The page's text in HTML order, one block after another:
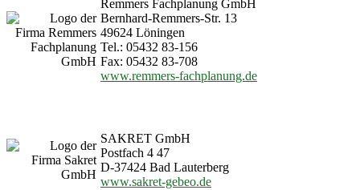
Remmers Fachplanung GmbH
Bernhard-Remmers-Str. 13
49624 Löningen
Tel.: 05432 83-156
Fax: 05432 83-708
www.remmers-fachplanung.de
SAKRET GmbH
Postfach 4 47
D-37424 Bad Lauterberg
www.sakret-gebeo.de